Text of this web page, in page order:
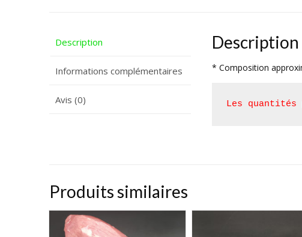
Description
Informations complémentaires
Avis (0)
Description
* Composition
Les quantités
Produits similaires